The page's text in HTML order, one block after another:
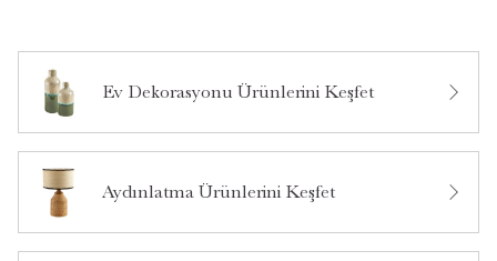
Ev Dekorasyonu Ürünlerini Keşfet
Aydınlatma Ürünlerini Keşfet